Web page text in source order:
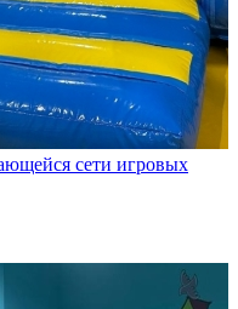
сети игровых